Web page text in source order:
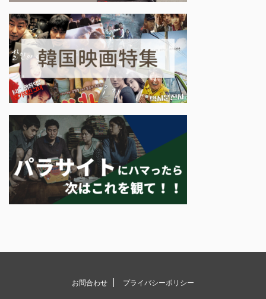
お問合わせ プライバシーポリシー